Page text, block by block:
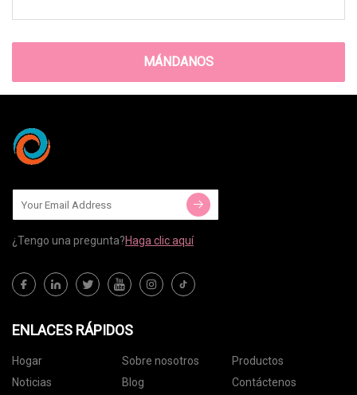
MÁNDANOS
¿Tengo una pregunta?Haga clic aquí
ENLACES RÁPIDOS
Hogar Sobre nosotros
Productos
Noticias
Blog
Contáctenos